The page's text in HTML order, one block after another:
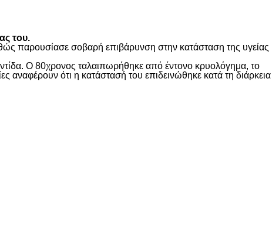
του.
παρουσίασε σοβαρή επιβάρυνση στην κατάσταση της υγείας
Ο 80χρονος ταλαιπωρήθηκε από έντονο κρυολόγημα, το
αναφέρουν ότι η κατάστασή του επιδεινώθηκε κατά τη διάρκεια